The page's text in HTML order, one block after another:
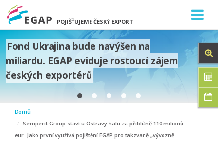
POJIŠŤUJEME ČESKÝ EXPORT
Fond Ukrajina bude navýšen na
miliardu. EGAP eviduje rostoucí zájem
českých exportérů
Domů
Semperit Group staví u Ostravy halu za přibližně 110 milionů
eur. Jako první využívá pojištění EGAP pro takzvaně „vývozně